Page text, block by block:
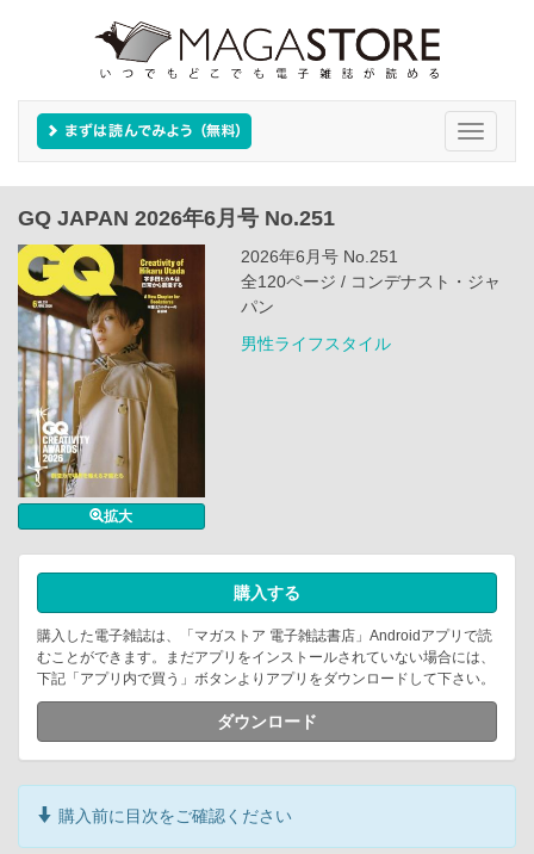
Toggle
GQ JAPAN 2026年6月号 No.251
拡大
2026年6月号 No.251
全120ページ / コンデナスト・ジャ
パン
男性ライフスタイル
購入する
購入した電子雑誌は、「マガストア 電子雑誌書店」Androidアプリで読
むことができます。まだアプリをインストールされていない場合には、
下記「アプリ内で買う」ボタンよりアプリをダウンロードして下さい。
ダウンロード
購入前に目次をご確認ください